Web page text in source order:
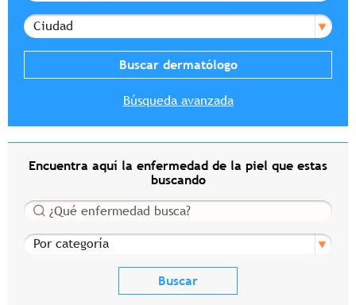
Ciudad
Búsqueda avanzada
Encuentra aquí la enfermedad de la piel que estas
buscando
Buscar
Por categoría